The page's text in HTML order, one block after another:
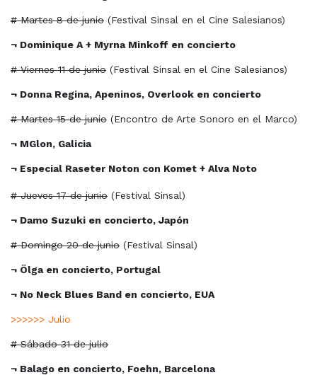
# Martes 8 de junio (Festival Sinsal en el Cine Salesianos)
¬ Dominique A + Myrna Minkoff en concierto
# Viernes 11 de junio (Festival Sinsal en el Cine Salesianos)
¬ Donna Regina, Apeninos, Overlook en concierto
# Martes 15 de junio (Encontro de Arte Sonoro en el Marco)
¬ MGlon, Galicia
¬ Especial Raseter Noton con Komet + Alva Noto
# Jueves 17 de junio (Festival Sinsal)
¬ Damo Suzuki en concierto, Japón
# Domingo 20 de junio (Festival Sinsal)
¬ Ölga en concierto, Portugal
¬ No Neck Blues Band en concierto, EUA
>>>>>> Julio
# Sábado 31 de julio
¬ Balago en concierto, Foehn, Barcelona